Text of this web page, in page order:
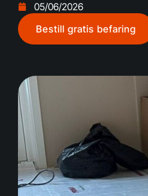
05/06/2026
Bestill gratis befaring